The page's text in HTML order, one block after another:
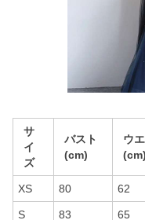
サ
イ
ズ
バスト
(cm)
ウ
(cm)
XS 80 62
S 83 65